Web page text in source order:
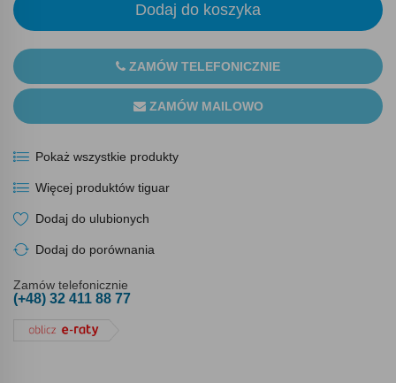
Dodaj do koszyka
ZAMÓW TELEFONICZNIE
ZAMÓW MAILOWO
Pokaż wszystkie produkty
Więcej produktów tiguar
Dodaj do ulubionych
Dodaj do porównania
Zamów telefonicznie
(+48) 32 411 88 77